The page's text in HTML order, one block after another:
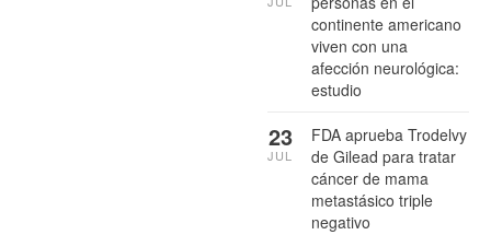
continente americano
viven con una
afección neurológica:
estudio
FDA aprueba Trodelvy
de Gilead para tratar
cáncer de mama
metastásico triple
negativo
23
JUL